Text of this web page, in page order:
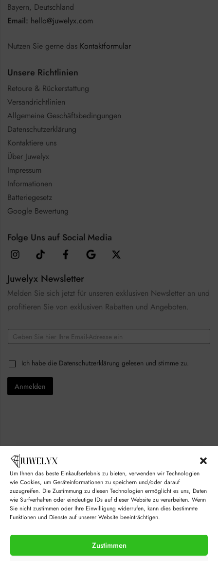
Um Ihnen das beste Einkaufserlebnis zu bieten, verwenden wir Technologien
wie Cookies, um Geräteinformationen zu speichern und/oder darauf
zuzugreifen. Die Zustimmung zu diesen Technologien ermöglicht es uns, Daten
wie Surfverhalten oder eindeutige IDs auf dieser Website zu verarbeiten. Wenn
Sie nicht zustimmen oder Ihre Einwilligung widerrufen, kann dies bestimmte
Funktionen und Dienste auf unserer Website beeinträchtigen.
Zustimmen
Bayern, Deutschland
Email: hello@juwelyx.com
Nutzen Sie gerne das Kontaktformular
Unsere Richtlinien
Retoure & Rückerstattung
Versandrichtlinien
Allgemeine Geschäftsbedingungen
Datenschutzerklärung
Kontaktiere uns
Über Juwelyx
Impressum
Informationen
Batteriegesetz
Google Bewertung
Folge Uns auf Social Media
Juwelyx Newsletter
Melden Sie sich jetzt für unseren exklusiven Newsletter an und
profitieren Sie von exklusiven Rabatten und Angeboten.
e
k
b
o
e
o
e
s
*
E
m
lC
h
e
k
*
Ich habe die Datenschutzerklärung gelesen und stimme zu.
Anmelden